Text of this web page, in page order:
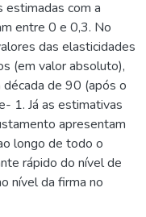
estimadas com a
entre 0 e 0,3. No
das elasticidades
(em valor absoluto),
de 90 (após o
1. Já as estimativas
apresentam
longo de todo o
rápido do nível de
nível da firma no